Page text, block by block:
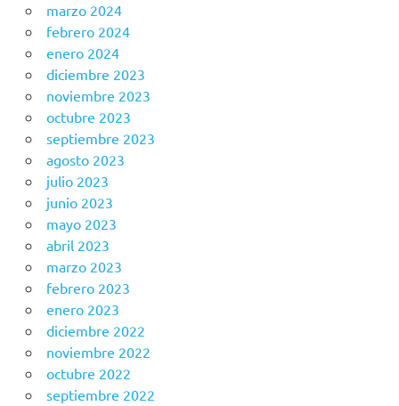
marzo 2024
febrero 2024
enero 2024
diciembre 2023
noviembre 2023
octubre 2023
septiembre 2023
agosto 2023
julio 2023
junio 2023
mayo 2023
abril 2023
marzo 2023
febrero 2023
enero 2023
diciembre 2022
noviembre 2022
octubre 2022
septiembre 2022